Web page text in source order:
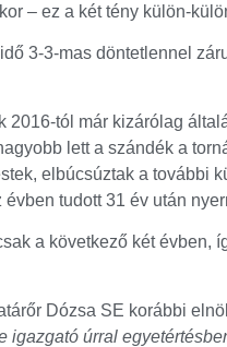
– ez a két tény külön-
3-3-mas döntetlennel
2016-tól már kizárólag
lett a szándék a
elbúcsúztak a további
tudott 31 év után
a következő két évben,
Dózsa SE korábbi
igazgató úrral